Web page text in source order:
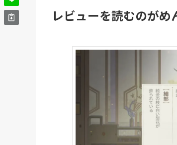
レビューを読むのが